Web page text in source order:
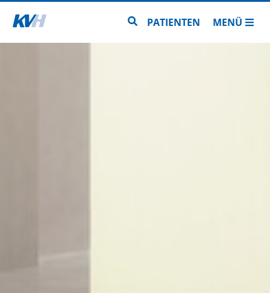
Zur Startseite Zur Seitensuche
PATIENTEN MENÜ